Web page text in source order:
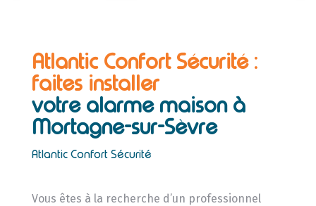
Atlantic Confort Sécurité :
faites installer
votre alarme maison à
Mortagne-sur-Sèvre
Atlantic Confort Sécurité
Vous êtes à la recherche d’un professionnel